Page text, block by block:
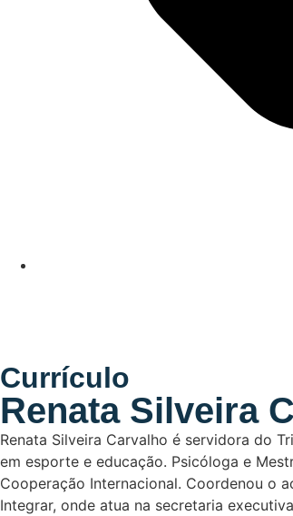
Currículo
Renata Silveira
Renata Silveira Carvalho é servidora do
em esporte e educação. Psicóloga e
Cooperação Internacional. Coordenou o
Integrar, onde atua na secretaria